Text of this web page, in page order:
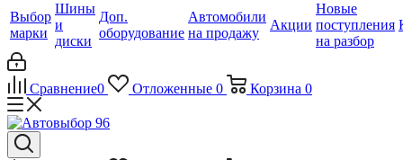
Выбор
марки
Шины
и
диски
Доп.
оборудование
Автомобили
на продажу
Акции
Новые
поступления
на разбор
Сравнение0 Отложенные 0 Корзина 0